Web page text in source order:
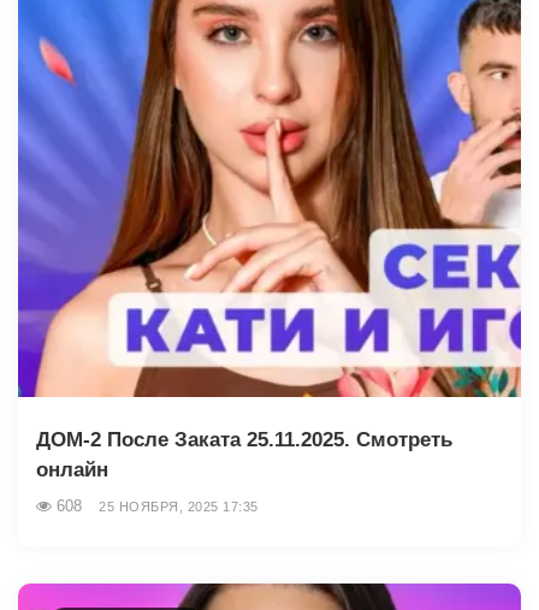
ДОМ-2 После Заката 25.11.2025. Смотреть
онлайн
608 25 НОЯБРЯ, 2025 17:35